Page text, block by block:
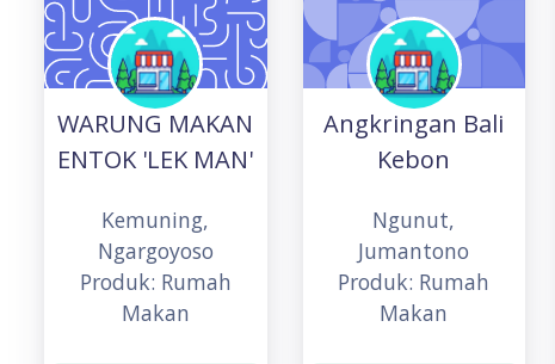
WARUNG MAKAN
ENTOK 'LEK MAN'
Kemuning,
Ngargoyoso
Produk: Rumah
Makan
Angkringan Bali
Kebon
Ngunut,
Jumantono
Produk: Rumah
Makan